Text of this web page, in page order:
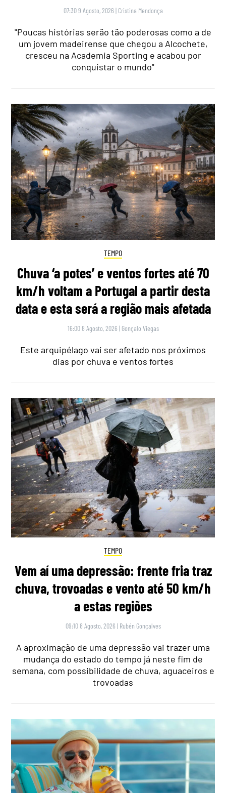
07:30 9 Agosto, 2026 | Cristina Mendonça
"Poucas histórias serão tão poderosas como a de
um jovem madeirense que chegou a Alcochete,
cresceu na Academia Sporting e acabou por
conquistar o mundo"
TEMPO
Chuva ‘a potes’ e ventos fortes até 70
km/h voltam a Portugal a partir desta
data e esta será a região mais afetada
16:00 8 Agosto, 2026 | Gonçalo Viegas
Este arquipélago vai ser afetado nos próximos
dias por chuva e ventos fortes
TEMPO
Vem aí uma depressão: frente fria traz
chuva, trovoadas e vento até 50 km/h
a estas regiões
09:10 8 Agosto, 2026 | Rubén Gonçalves
A aproximação de uma depressão vai trazer uma
mudança do estado do tempo já neste fim de
semana, com possibilidade de chuva, aguaceiros e
trovoadas